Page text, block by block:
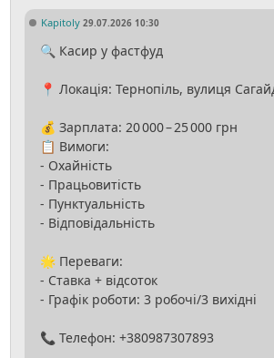
Kapitoly 29.07.2026 10:30
🔍 Касир у фастфуд
📍 Локація: Тернопіль, вулиця
💰 Зарплата: 20 000 – 25 000 грн
📋 Вимоги:
- Охайність
- Працьовитість
- Пунктуальність
- Відповідальність
🌟 Переваги:
- Ставка + відсоток
- Графік роботи: 3 робочі/3 вихідні
📞 Телефон: +380987307893